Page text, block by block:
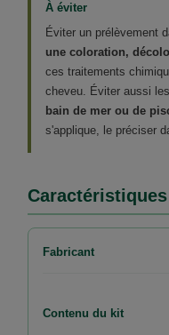
À éviter
Éviter un prélèvement
une coloration,
ces traitements
cheveu. Éviter aussi
bain de mer ou de
s'applique, le préciser
Fabricant
Contenu du kit